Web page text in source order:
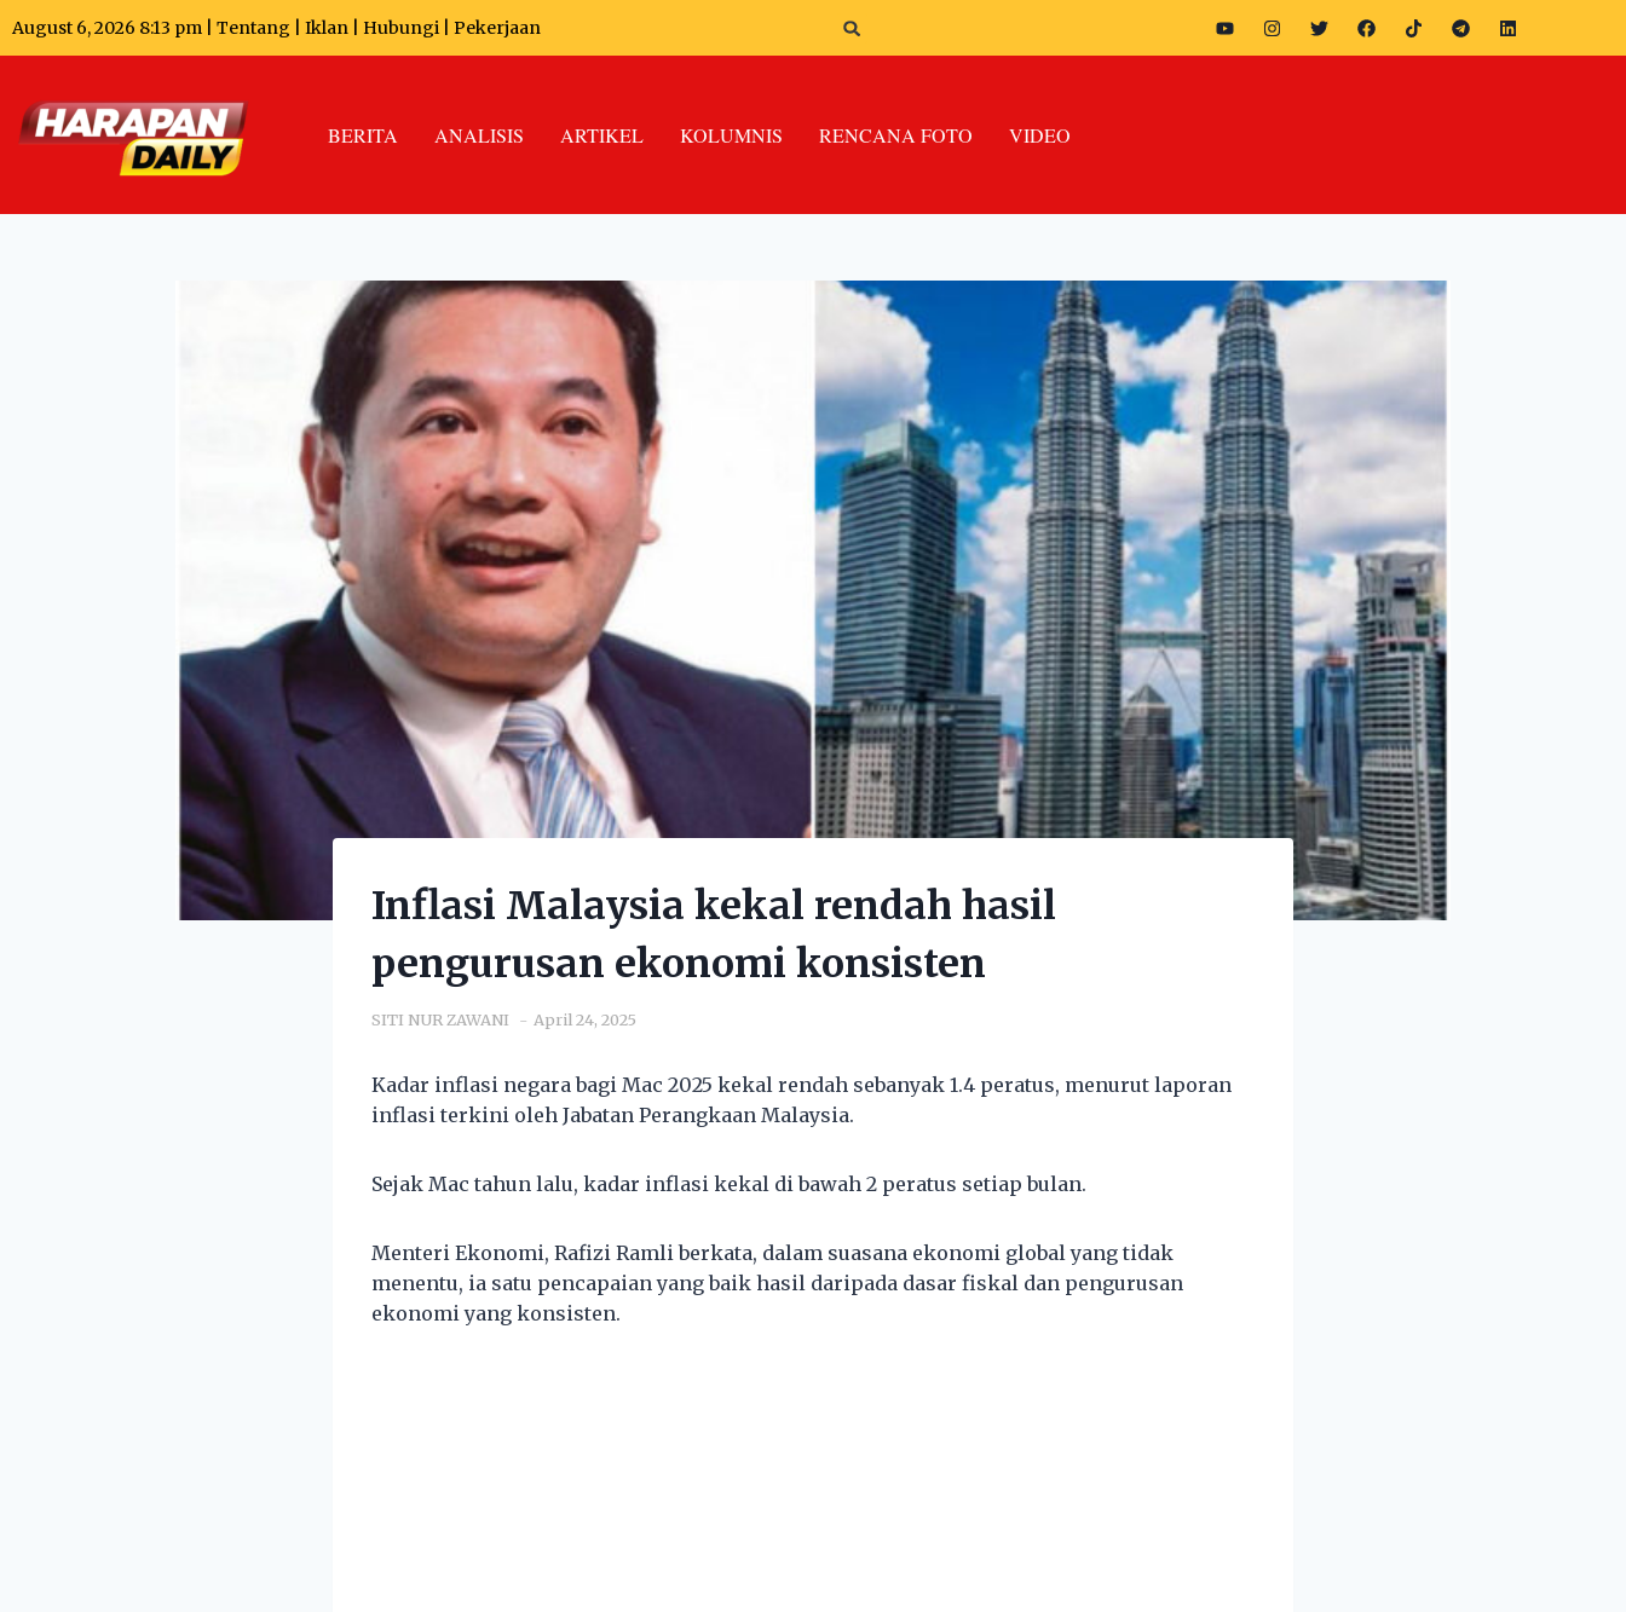
August 6, 2026 8:13 pm | Tentang Iklan Hubungi Pekerjaan
BERITA ANALISIS ARTIKEL KOLUMNIS RENCANA FOTO VIDEO
Inflasi Malaysia kekal rendah hasil
pengurusan ekonomi konsisten
SITI NUR ZAWANI April 24, 2025
Kadar inflasi negara bagi Mac 2025 kekal rendah sebanyak 1.4 peratus, menurut laporan
inflasi terkini oleh Jabatan Perangkaan Malaysia.
Sejak Mac tahun lalu, kadar inflasi kekal di bawah 2 peratus setiap bulan.
Menteri Ekonomi, Rafizi Ramli berkata, dalam suasana ekonomi global yang tidak
menentu, ia satu pencapaian yang baik hasil daripada dasar fiskal dan pengurusan
ekonomi yang konsisten.